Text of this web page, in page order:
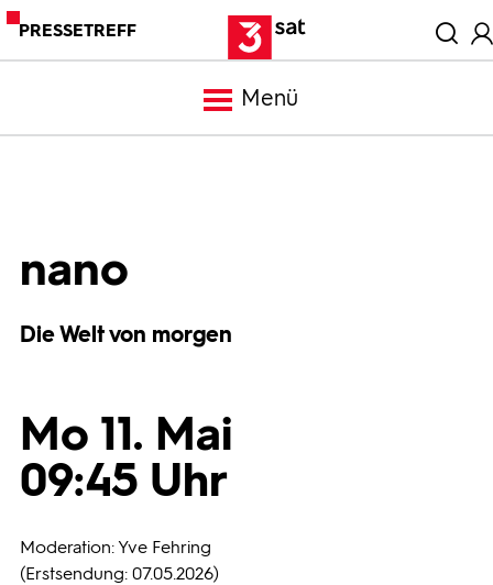
PRESSETREFF
Menü
nano
Die Welt von morgen
Mo 11. Mai
09:45 Uhr
Moderation: Yve Fehring
(Erstsendung: 07.05.2026)